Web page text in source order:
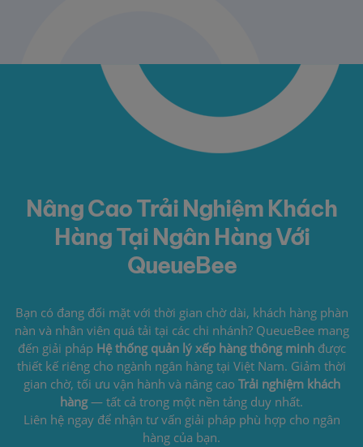
Nâng Cao Trải Nghiệm Khách
Hàng Tại Ngân Hàng Với
QueueBee
Bạn có đang đối mặt với thời gian chờ dài, khách hàng phàn
nàn và nhân viên quá tải tại các chi nhánh? QueueBee mang
đến giải pháp Hệ thống quản lý xếp hàng thông minhđược
thiết kế riêng cho ngành ngân hàng tại Việt Nam. Giảm thời
gian chờ, tối ưu vận hành và nâng cao Trải nghiệm khách
hàng— tất cả trong một nền tảng duy nhất.
Liên hệ ngay để nhận tư vấn giải pháp phù hợp cho ngân
hàng của bạn.